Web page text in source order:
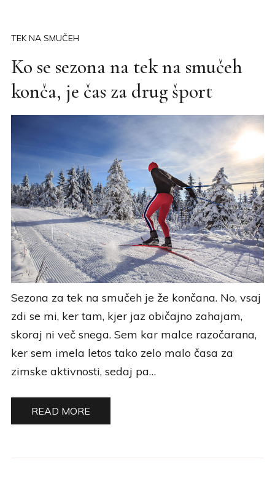
TEK NA SMUČEH
Ko se sezona na tek na smučeh
konča, je čas za drug šport
Sezona za tek na smučeh je že končana. No, vsaj
zdi se mi, ker tam, kjer jaz običajno zahajam,
skoraj ni več snega. Sem kar malce razočarana,
ker sem imela letos tako zelo malo časa za
zimske aktivnosti, sedaj pa…
READ MORE